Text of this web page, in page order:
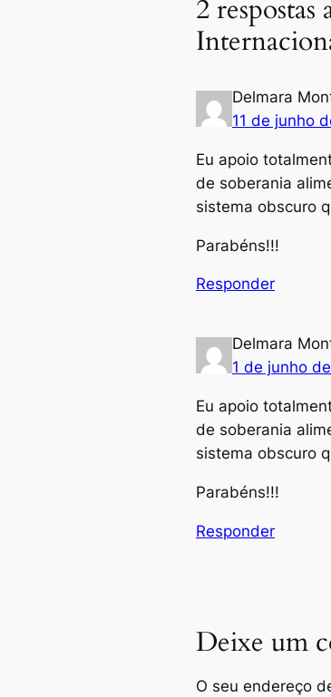
2
Delmara
11 de junho
Eu apoio
de soberania
sistema obscuro
Parabéns!!!
Responder
Delmara
1 de junho
Eu apoio
de soberania
sistema obscuro
Parabéns!!!
Responder
Deixe um
O seu endereço